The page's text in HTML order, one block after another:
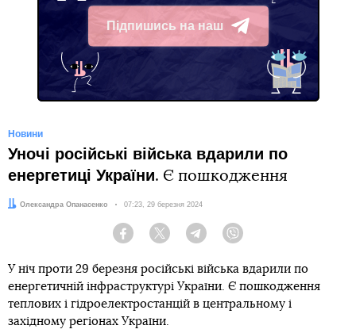
Підпишись на наш
Telegram
Новини
Уночі російські війська вдарили по
енергетиці України. Є пошкодження
Автор:
Олександра Опанасенко Дата:
07:23, 29 березня 2024
Facebook Twitter Telegram
У ніч проти 29 березня російські війська вдарили по
енергетичній інфраструктурі України. Є пошкодження
теплових і гідроелектростанцій в центральному і
західному регіонах України.